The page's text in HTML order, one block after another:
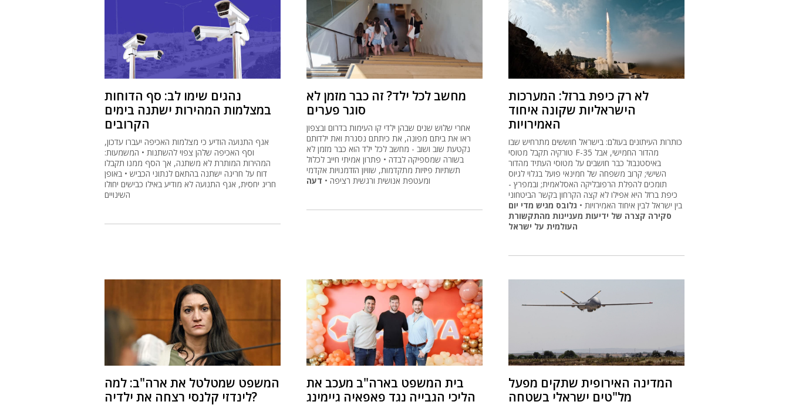
נהגים שימו לב: סף הדוחות
במצלמות המהירות ישתנה בימים
הקרובים
אגף התנועה הודיע כי מצלמות האכיפה יעברו עדכון,
וסף האכיפה שלהן צפוי להשתנות • המשמעות:
המהירות המותרת לא משתנה, אך הסף ממנו תקבלו
דוח על חריגה ישתנה בהתאם לנתוני הכביש • באופן
חריג יחסית, אגף התנועה לא מודיע באילו כבישים יחולו
השינויים
מחשב לכל ילד? זה כבר מזמן לא
סוגר פערים
אחרי שלוש שנים שבהן ילדי קו העימות בדרום ובצפון
ראו את ביתם מפונה, את כיתתם נסגרת ואת ילדותם
נקטעת שוב ושוב - מחשב לכל ילד הוא כבר מזמן לא
בשורה שמספיקה לבדה • פתרון אמיתי חייב לכלול
תשתיות פיזיות מתקדמות, שוויון הזדמנויות אקדמי
ומעטפת אנושית ורגשית רציפה • דעה
לא רק כיפת ברזל: המערכות
הישראליות שקונה איחוד
האמירויות
כותרות העיתונים בעולם: בישראל חוששים מתרחיש שבו
טורקיה תקבל מטוסי F-35 מהדור החמישי, אבל
באיסטנבול כבר חושבים על מטוסי העתיד מהדור
השישי; קרוב משפחה של חמינאי פועל בגלוי לגיוס
תומכים להפלת הרפובליקה האסלאמית; ובמפרץ -
כיפת ברזל היא אפילו לא קצה הקרחון בקשר הביטחוני
בין ישראל לבין איחוד האמירויות • גלובס מגיש מדי יום
סקירה קצרה של ידיעות מעניינות מהתקשורת
העולמית על ישראל
המשפט שמטלטל את ארה"ב: למה
לינדזי קלנסי רצחה את ילדיה?
בית המשפט בארה"ב מעכב את
הליכי הגבייה נגד פאפאיה גיימינג
המדינה האירופית שתקים מפעל
מל"טים ישראלי בשטחה